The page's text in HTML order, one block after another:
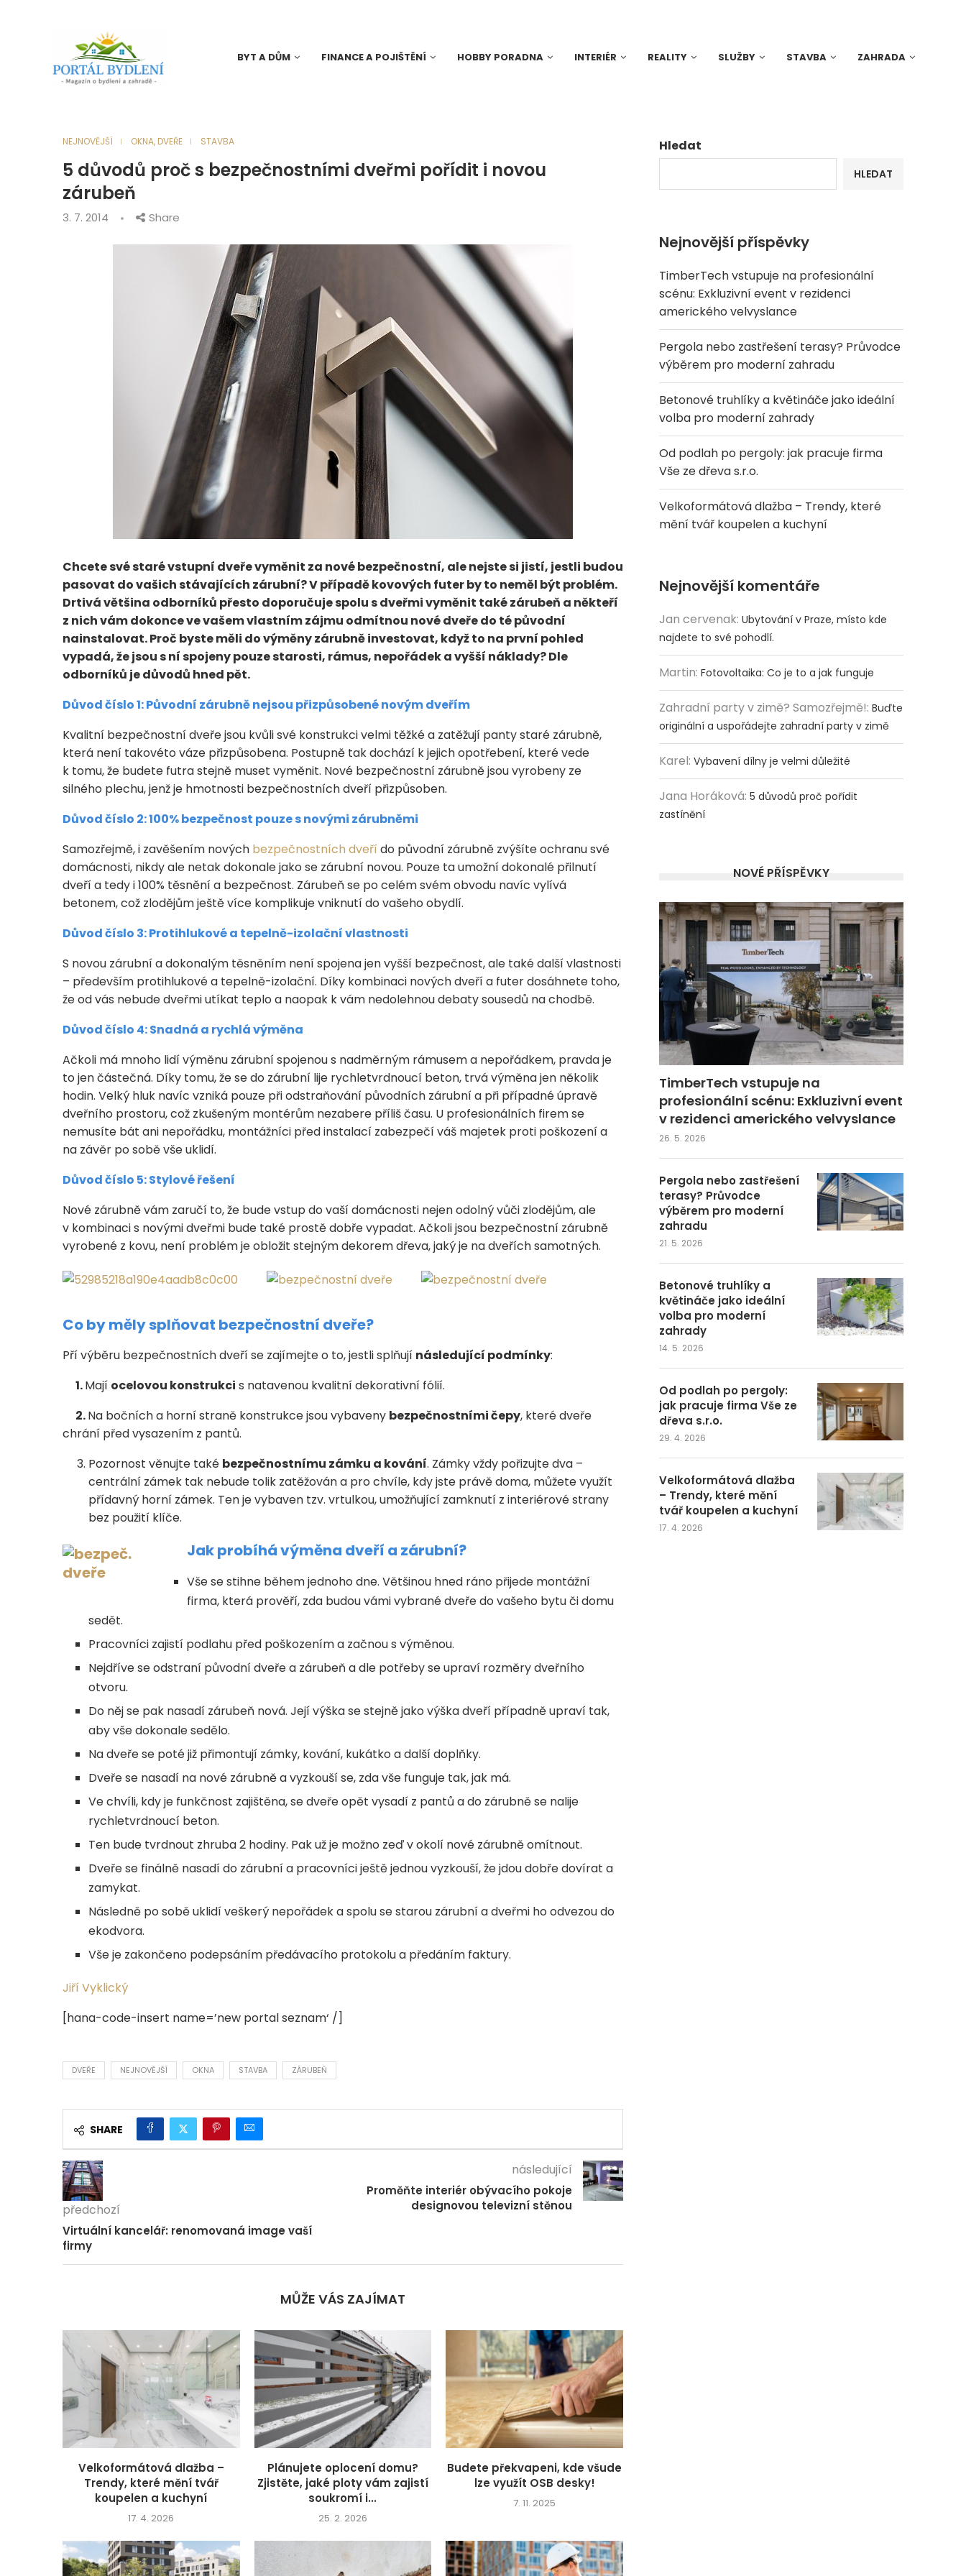
BYT A DŮM FINANCE A POJIŠTĚNÍ HOBBY PORADNA INTERIÉR REALITY SLUŽBY STAVBA ZAHRADA
NEJNOVĚJŠÍ OKNA, DVEŘE STAVBA
5 důvodů proč s bezpečnostními dveřmi pořídit i novou
zárubeň
3. 7. 2014 Share
Chcete své staré vstupní dveře vyměnit za nové bezpečnostní, ale nejste si jistí, jestli budou
pasovat do vašich stávajících zárubní? V případě kovových futer by to neměl být problém.
Drtivá většina odborníků přesto doporučuje spolu s dveřmi vyměnit také zárubeň a někteří
z nich vám dokonce ve vašem vlastním zájmu odmítnou nové dveře do té původní
nainstalovat. Proč byste měli do výměny zárubně investovat, když to na první pohled
vypadá, že jsou s ní spojeny pouze starosti, rámus, nepořádek a vyšší náklady? Dle
odborníků je důvodů hned pět.
Důvod číslo 1: Původní zárubně nejsou přizpůsobené novým dveřím
Kvalitní bezpečnostní dveře jsou kvůli své konstrukci velmi těžké a zatěžují panty staré zárubně,
která není takovéto váze přizpůsobena. Postupně tak dochází k jejich opotřebení, které vede
k tomu, že budete futra stejně muset vyměnit. Nové bezpečnostní zárubně jsou vyrobeny ze
silného plechu, jenž je hmotnosti bezpečnostních dveří přizpůsoben.
Důvod číslo 2: 100% bezpečnost pouze s novými zárubněmi
Samozřejmě, i zavěšením nových bezpečnostních dveří do původní zárubně zvýšíte ochranu své
domácnosti, nikdy ale netak dokonale jako se zárubní novou. Pouze ta umožní dokonalé přilnutí
dveří a tedy i 100% těsnění a bezpečnost. Zárubeň se po celém svém obvodu navíc vylívá
betonem, což zlodějům ještě více komplikuje vniknutí do vašeho obydlí.
Důvod číslo 3: Protihlukové a tepelně-izolační vlastnosti
S novou zárubní a dokonalým těsněním není spojena jen vyšší bezpečnost, ale také další vlastnosti
– především protihlukové a tepelně-izolační. Díky kombinaci nových dveří a futer dosáhnete toho,
že od vás nebude dveřmi utíkat teplo a naopak k vám nedolehnou debaty sousedů na chodbě.
Důvod číslo 4: Snadná a rychlá výměna
Ačkoli má mnoho lidí výměnu zárubní spojenou s nadměrným rámusem a nepořádkem, pravda je
to jen částečná. Díky tomu, že se do zárubní lije rychletvrdnoucí beton, trvá výměna jen několik
hodin. Velký hluk navíc vzniká pouze při odstraňování původních zárubní a při případné úpravě
dveřního prostoru, což zkušeným montérům nezabere příliš času. U profesionálních firem se
nemusíte bát ani nepořádku, montážníci před instalací zabezpečí váš majetek proti poškození a
na závěr po sobě vše uklidí.
Důvod číslo 5: Stylové řešení
Nové zárubně vám zaručí to, že bude vstup do vaší domácnosti nejen odolný vůči zlodějům, ale
v kombinaci s novými dveřmi bude také prostě dobře vypadat. Ačkoli jsou bezpečnostní zárubně
vyrobené z kovu, není problém je obložit stejným dekorem dřeva, jaký je na dveřích samotných.
Co by měly splňovat bezpečnostní dveře?
Pří výběru bezpečnostních dveří se zajímejte o to, jestli splňují následující podmínky:
1.Mají ocelovou konstrukci s natavenou kvalitní dekorativní fólií.
2.Na bočních a horní straně konstrukce jsou vybaveny bezpečnostními čepy, které dveře
chrání před vysazením z pantů.
Pozornost věnujte také bezpečnostnímu zámku a kování. Zámky vždy pořizujte dva –
centrální zámek tak nebude tolik zatěžován a pro chvíle, kdy jste právě doma, můžete využít
přídavný horní zámek. Ten je vybaven tzv. vrtulkou, umožňující zamknutí z interiérové strany
bez použití klíče.
Jak probíhá výměna dveří a zárubní?
Vše se stihne během jednoho dne. Většinou hned ráno přijede montážní
firma, která prověří, zda budou vámi vybrané dveře do vašeho bytu či domu
sedět.
Pracovníci zajistí podlahu před poškozením a začnou s výměnou.
Nejdříve se odstraní původní dveře a zárubeň a dle potřeby se upraví rozměry dveřního
otvoru.
Do něj se pak nasadí zárubeň nová. Její výška se stejně jako výška dveří případně upraví tak,
aby vše dokonale sedělo.
Na dveře se poté již přimontují zámky, kování, kukátko a další doplňky.
Dveře se nasadí na nové zárubně a vyzkouší se, zda vše funguje tak, jak má.
Ve chvíli, kdy je funkčnost zajištěna, se dveře opět vysadí z pantů a do zárubně se nalije
rychletvrdnoucí beton.
Ten bude tvrdnout zhruba 2 hodiny. Pak už je možno zeď v okolí nové zárubně omítnout.
Dveře se finálně nasadí do zárubní a pracovníci ještě jednou vyzkouší, že jdou dobře dovírat a
zamykat.
Následně po sobě uklidí veškerý nepořádek a spolu se starou zárubní a dveřmi ho odvezou do
ekodvora.
Vše je zakončeno podepsáním předávacího protokolu a předáním faktury.
Jiří Vyklický
[hana-code-insert name=’new portal seznam‘ /]
DVEŘE NEJNOVĚJŠÍ OKNA STAVBA ZÁRUBEŇ
SHARE
předchozí
Virtuální kancelář: renomovaná image vaší
firmy
následující
Proměňte interiér obývacího pokoje
designovou televizní stěnou
MŮŽE VÁS ZAJÍMAT
Velkoformátová dlažba –
Trendy, které mění tvář
koupelen a kuchyní
17. 4. 2026
Plánujete oplocení domu?
Zjistěte, jaké ploty vám zajistí
soukromí i...
25. 2. 2026
Budete překvapeni, kde všude
lze využít OSB desky!
7. 11. 2025
Hledat
HLEDAT
Nejnovější příspěvky
TimberTech vstupuje na profesionální
scénu: Exkluzivní event v rezidenci
amerického velvyslance
Pergola nebo zastřešení terasy? Průvodce
výběrem pro moderní zahradu
Betonové truhlíky a květináče jako ideální
volba pro moderní zahrady
Od podlah po pergoly: jak pracuje firma
Vše ze dřeva s.r.o.
Velkoformátová dlažba – Trendy, které
mění tvář koupelen a kuchyní
Nejnovější komentáře
Jan cervenak: Ubytování v Praze, místo kde
najdete to své pohodlí.
Martin: Fotovoltaika: Co je to a jak funguje
Zahradní party v zimě? Samozřejmě!: Buďte
originální a uspořádejte zahradní party v zimě
Karel: Vybavení dílny je velmi důležité
Jana Horáková: 5 důvodů proč pořídit
zastínění
NOVÉ PŘÍSPĚVKY
TimberTech vstupuje na
profesionální scénu: Exkluzivní event
v rezidenci amerického velvyslance
26. 5. 2026
Pergola nebo zastřešení
terasy? Průvodce
výběrem pro moderní
zahradu
21. 5. 2026
Betonové truhlíky a
květináče jako ideální
volba pro moderní
zahrady
14. 5. 2026
Od podlah po pergoly:
jak pracuje firma Vše ze
dřeva s.r.o.
29. 4. 2026
Velkoformátová dlažba
– Trendy, které mění
tvář koupelen a kuchyní
17. 4. 2026